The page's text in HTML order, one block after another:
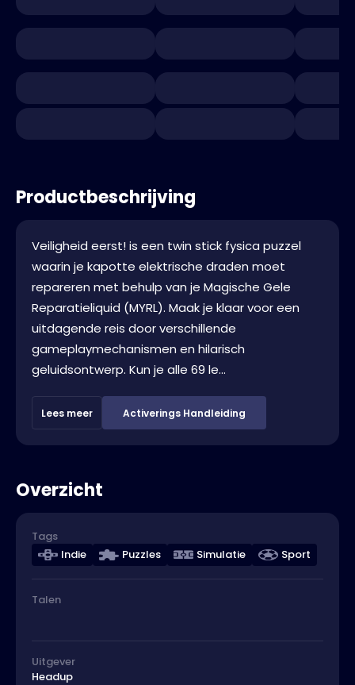
Productbeschrijving
Veiligheid eerst! is een twin stick fysica puzzel
waarin je kapotte elektrische draden moet
repareren met behulp van je Magische Gele
Reparatieliquid (MYRL). Maak je klaar voor een
uitdagende reis door verschillende
gameplaymechanismen en hilarisch
geluidsontwerp. Kun je alle 69 le...
Lees meer Activerings Handleiding
Overzicht
Tags
Indie
Puzzles Simulatie Sport
Talen
Uitgever
Headup